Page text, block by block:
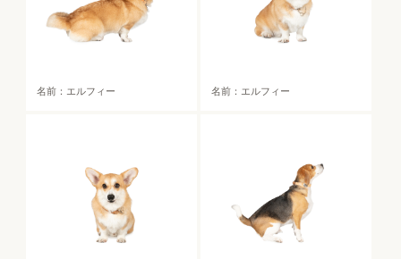
名前：エルフィー 名前：エルフィー